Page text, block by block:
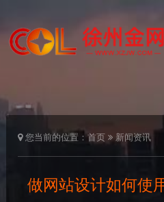
您当前的位置：首页 新闻资讯
做网站设计如何使